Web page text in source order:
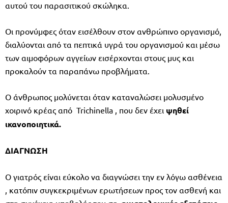
αυτού του παρασιτικού σκώληκα.
Οι προνύμφες όταν εισέλθουν στον ανθρώπινο οργανισμό,
διαλύονται από τα πεπτικά υγρά του οργανισμού και μέσω
των αιμοφόρων αγγείων εισέρχονται στους μυς και
προκαλούν τα παραπάνω προβλήματα.
Ο άνθρωπος μολύνεται όταν καταναλώσει μολυσμένο
χοιρινό κρέας από Trichinella , που δεν έχει ψηθεί
ικανοποιητικά.
ΔΙΑΓΝΩΣΗ
Ο γιατρός είναι εύκολο να διαγνώσει την εν λόγω ασθένεια
, κατόπιν συγκεκριμένων ερωτήσεων προς τον ασθενή και